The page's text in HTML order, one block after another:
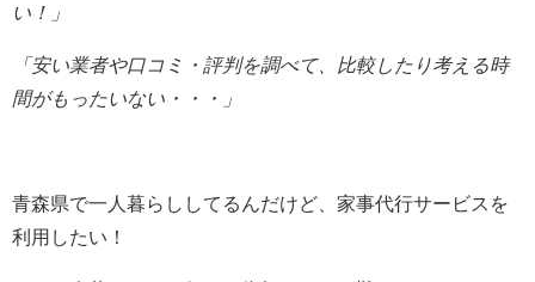
い！」
「安い業者や口コミ・評判を調べて、比較したり考える時
間がもったいない・・・」
青森県で一人暮らししてるんだけど、家事代行サービスを
利用したい！